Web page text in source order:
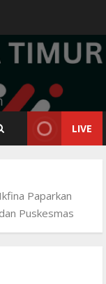
LIVE
Paparkan
Puskesmas